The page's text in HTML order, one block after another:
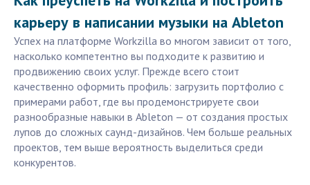
карьеру в написании музыки на Ableton
Успех на платформе Workzilla во многом зависит от того,
насколько компетентно вы подходите к развитию и
продвижению своих услуг. Прежде всего стоит
качественно оформить профиль: загрузить портфолио с
примерами работ, где вы продемонстрируете свои
разнообразные навыки в Ableton — от создания простых
лупов до сложных саунд-дизайнов. Чем больше реальных
проектов, тем выше вероятность выделиться среди
конкурентов.